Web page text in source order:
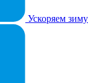
Ускоряем зиму